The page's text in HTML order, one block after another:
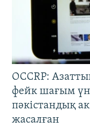
OCCRP:
фейк шағым
пәкістандық
жасалған